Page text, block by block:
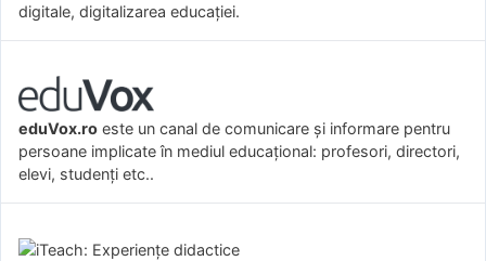
digitale, digitalizarea educației.
eduVox.ro este un canal de comunicare și informare pentru
persoane implicate în mediul educațional: profesori, directori,
elevi, studenți etc..